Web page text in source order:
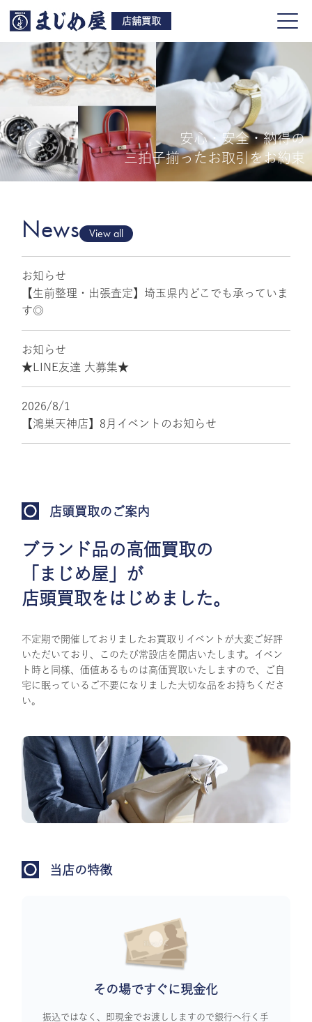
店舗買取
買取品目
店舗一覧
安心・安全・納得の
三拍子揃ったお取引をお約束
News View all
お知らせ
【生前整理・出張査定】埼玉県内どこでも承っていま
す◎
お知らせ
★LINE友達 大募集★
2026/8/1
【鴻巣天神店】8月イベントのお知らせ
店頭買取のご案内
ブランド品の高価買取の
「まじめ屋」が
店頭買取をはじめました。
不定期で開催しておりましたお買取りイベントが大変ご好評
いただいており、このたび常設店を開店いたします。イベン
ト時と同様、価値あるものは高価買取いたしますので、ご自
宅に眠っているご不要になりました大切な品をお持ちくださ
い。
当店の特徴
その場ですぐに現金化
振込ではなく、即現金でお渡ししますので銀行へ行く手